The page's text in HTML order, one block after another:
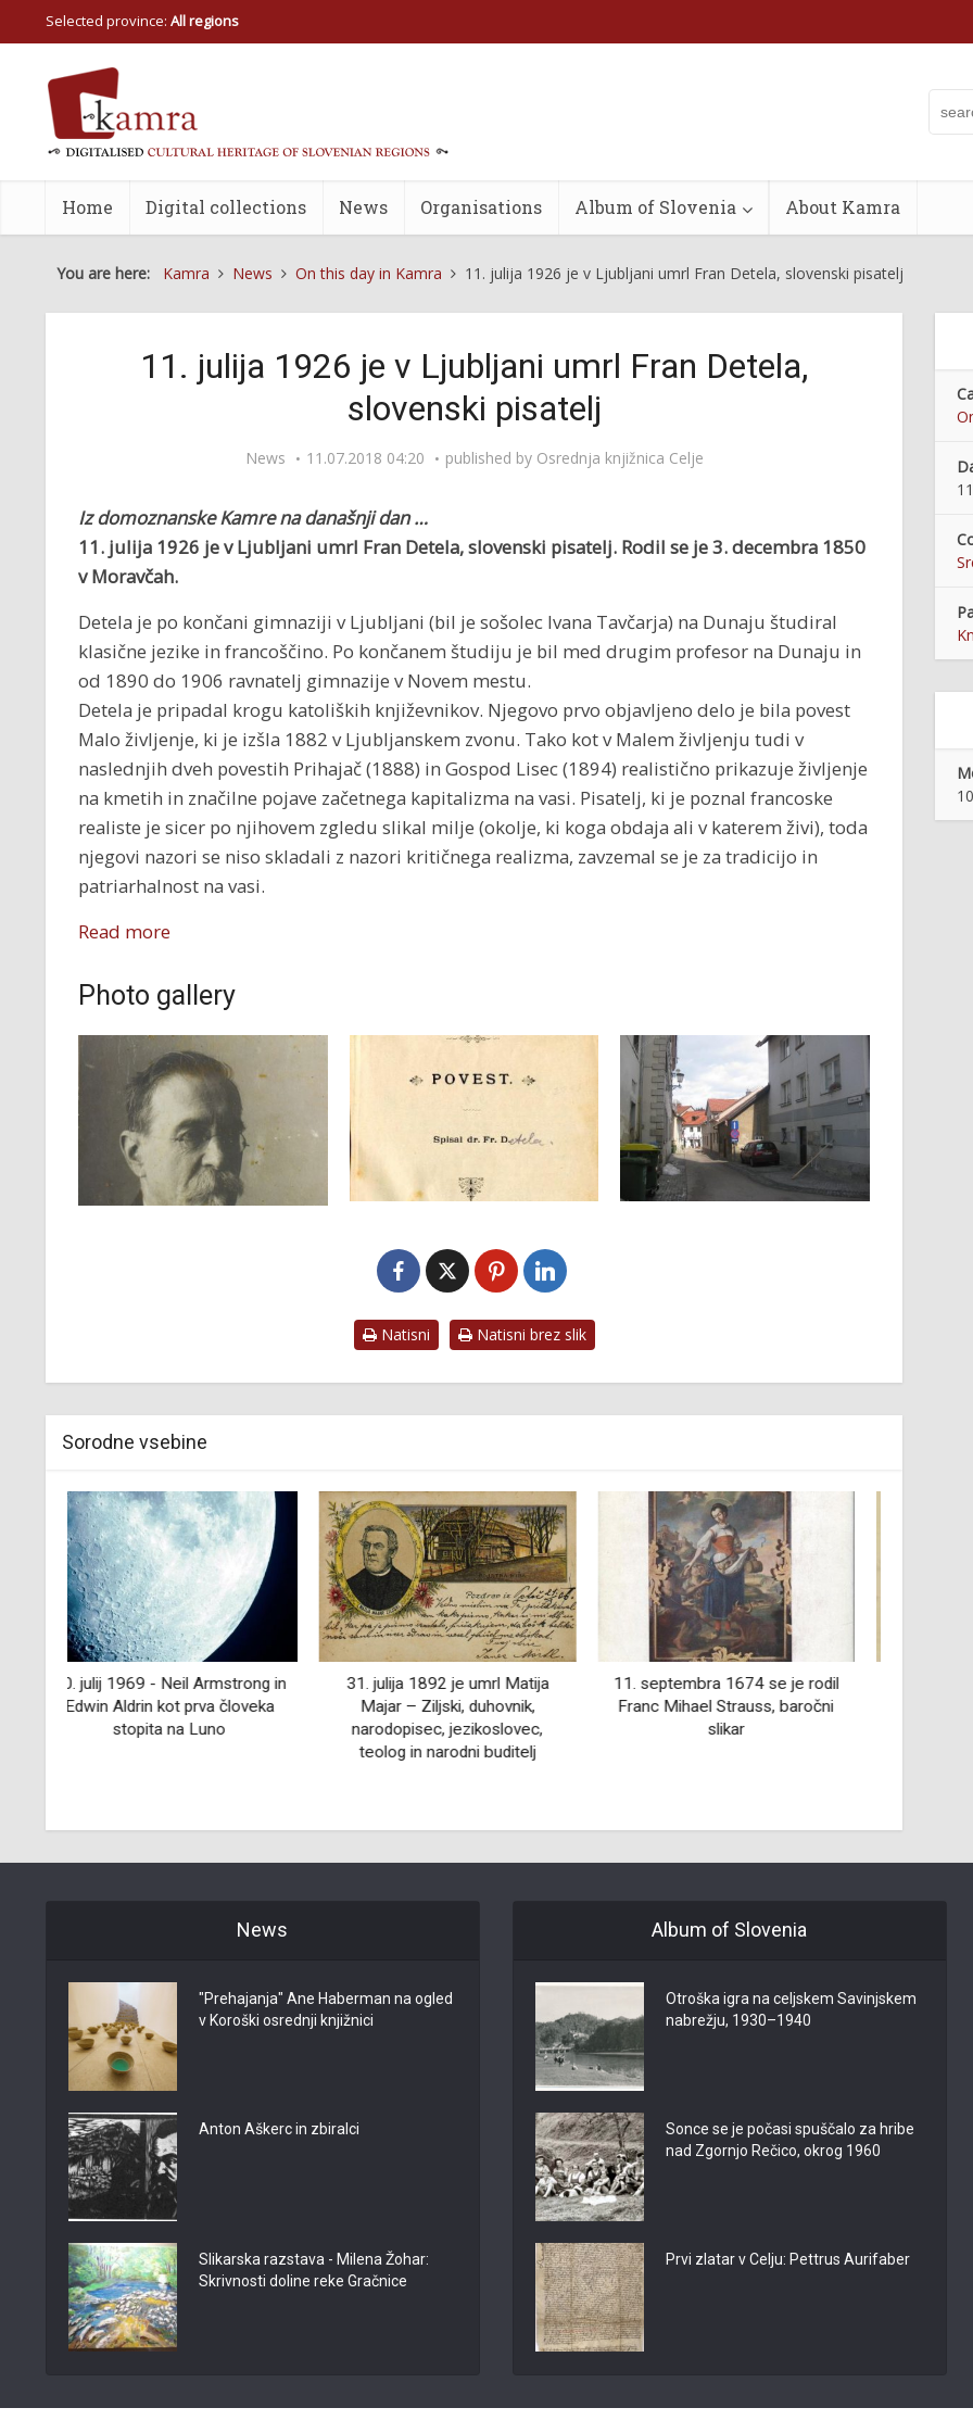
Selected province: All regions
Home Digital collections News Organisations Album of Slovenia About Kamra
You are here: Kamra News On this day in Kamra 11. julija 1926 je v Ljubljani umrl Fran Detela, slovenski pisatelj
11. julija 1926 je v Ljubljani umrl Fran Detela,
slovenski pisatelj
News 11.07.2018 04:20 published by Osrednja knjižnica Celje
Iz domoznanske Kamre na današnji dan …
11. julija 1926 je v Ljubljani umrl Fran Detela, slovenski pisatelj. Rodil se je 3. decembra 1850
v Moravčah.
Detela je po končani gimnaziji v Ljubljani (bil je sošolec Ivana Tavčarja) na Dunaju študiral
klasične jezike in francoščino. Po končanem študiju je bil med drugim profesor na Dunaju in
od 1890 do 1906 ravnatelj gimnazije v Novem mestu.
Detela je pripadal krogu katoliških književnikov. Njegovo prvo objavljeno delo je bila povest
Malo življenje, ki je izšla 1882 v Ljubljanskem zvonu. Tako kot v Malem življenju tudi v
naslednjih dveh povestih Prihajač (1888) in Gospod Lisec (1894) realistično prikazuje življenje
na kmetih in značilne pojave začetnega kapitalizma na vasi. Pisatelj, ki je poznal francoske
realiste je sicer po njihovem zgledu slikal milje (okolje, ki koga obdaja ali v katerem živi), toda
njegovi nazori se niso skladali z nazori kritičnega realizma, zavzemal se je za tradicijo in
patriarhalnost na vasi.
Read more
Photo gallery
Natisni Natisni brez slik
Sorodne vsebine
31. julija 1892 je umrl Matija
Majar – Ziljski, duhovnik,
narodopisec, jezikoslovec,
11. septembra 1674 se je rodil
Franc Mihael Strauss, baročni
slikar
4. januarja 1834 se je v
Šoštanju rodil Josip Vošnjak, (s
psevdonimom J. Skalec, J.
News
"Prehajanja" Ane Haberman na ogled
v Koroški osrednji knjižnici
Anton Aškerc in zbiralci
Slikarska razstava - Milena Žohar:
Skrivnosti doline reke Gračnice
Album of Slovenia
Otroška igra na celjskem Savinjskem
nabrežju, 1930–1940
Sonce se je počasi spuščalo za hribe
nad Zgornjo Rečico, okrog 1960
Prvi zlatar v Celju: Pettrus Aurifaber